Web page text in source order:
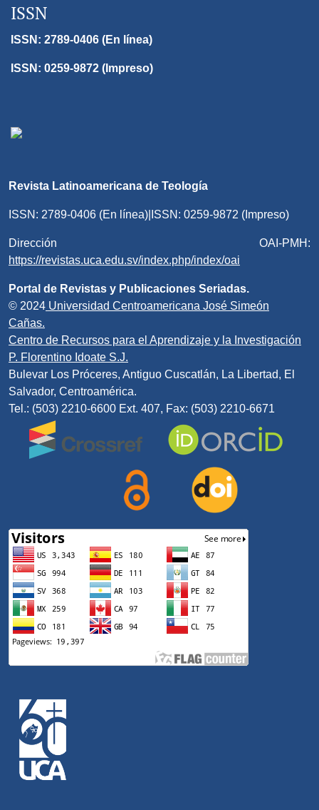
ISSN
ISSN: 2789-0406 (En línea)
ISSN: 0259-9872 (Impreso)
Revista Latinoamericana de Teología
ISSN: 2789-0406 (En línea)|ISSN: 0259-9872 (Impreso)
Dirección OAI-PMH:
https://revistas.uca.edu.sv/index.php/index/oai
Portal de Revistas y Publicaciones Seriadas.
© 2024 Universidad Centroamericana José Simeón
Cañas.
Centro de Recursos para el Aprendizaje y la Investigación
P. Florentino Idoate S.J.
Bulevar Los Próceres, Antiguo Cuscatlán, La Libertad, El
Salvador, Centroamérica.
Tel.: (503) 2210-6600 Ext. 407, Fax: (503) 2210-6671